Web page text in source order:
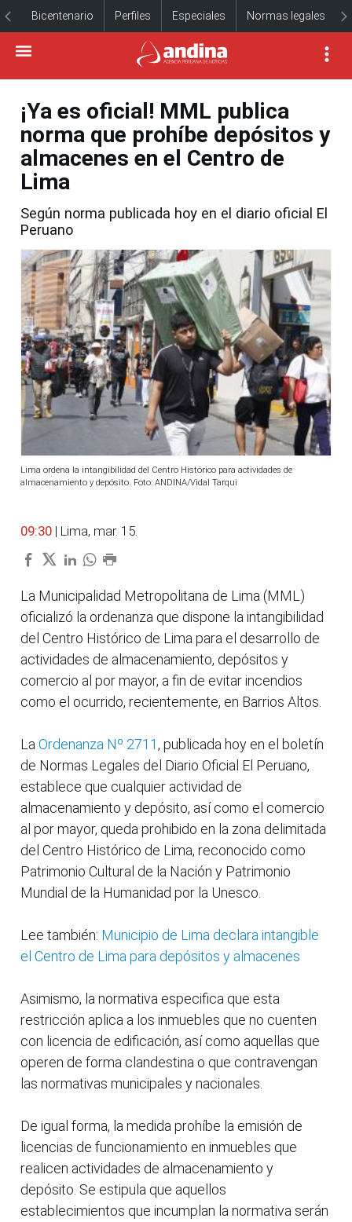
Bicentenario Perfiles Especiales Normas legales
¡Ya es oficial! MML publica
norma que prohíbe depósitos y
almacenes en el Centro de
Lima
Según norma publicada hoy en el diario oficial El
Peruano
Lima ordena la intangibilidad del Centro Histórico para actividades de
almacenamiento y depósito. Foto: ANDINA/Vidal Tarqui
09:30 | Lima, mar. 15.
La Municipalidad Metropolitana de Lima (MML)
oficializó la ordenanza que dispone la intangibilidad
del Centro Histórico de Lima para el desarrollo de
actividades de almacenamiento, depósitos y
comercio al por mayor, a fin de evitar incendios
como el ocurrido, recientemente, en Barrios Altos.
La Ordenanza Nº 2711, publicada hoy en el boletín
de Normas Legales del Diario Oficial El Peruano,
establece que cualquier actividad de
almacenamiento y depósito, así como el comercio
al por mayor, queda prohibido en la zona delimitada
del Centro Histórico de Lima, reconocido como
Patrimonio Cultural de la Nación y Patrimonio
Mundial de la Humanidad por la Unesco.
Lee también: Municipio de Lima declara intangible
el Centro de Lima para depósitos y almacenes
Asimismo, la normativa especifica que esta
restricción aplica a los inmuebles que no cuenten
con licencia de edificación, así como aquellas que
operen de forma clandestina o que contravengan
las normativas municipales y nacionales.
De igual forma, la medida prohíbe la emisión de
licencias de funcionamiento en inmuebles que
realicen actividades de almacenamiento y
depósito. Se estipula que aquellos
establecimientos que incumplan la normativa serán